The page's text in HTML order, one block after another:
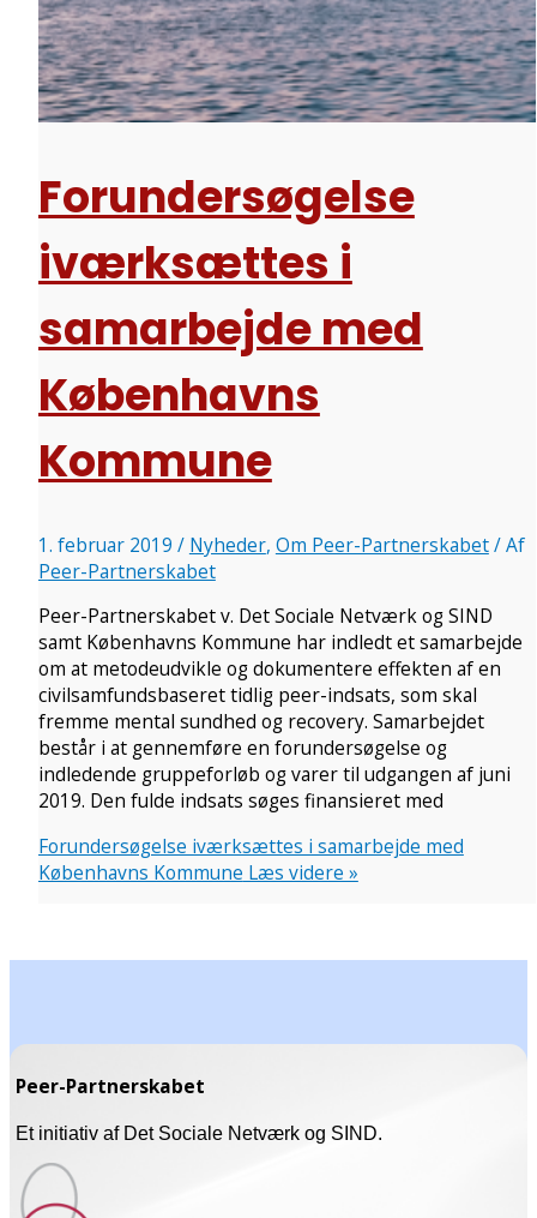
Forundersøgelse
iværksættes i
samarbejde med
Københavns
Kommune
1. februar 2019 / Nyheder, Om Peer-Partnerskabet/ Af
Peer-Partnerskabet
Peer-Partnerskabet v. Det Sociale Netværk og SIND
samt Københavns Kommune har indledt et samarbejde
om at metodeudvikle og dokumentere effekten af en
civilsamfundsbaseret tidlig peer-indsats, som skal
fremme mental sundhed og recovery. Samarbejdet
består i at gennemføre en forundersøgelse og
indledende gruppeforløb og varer til udgangen af juni
2019. Den fulde indsats søges finansieret med
Forundersøgelse iværksættes i samarbejde med
Københavns Kommune Læs videre »
Peer-Partnerskabet
Et initiativ af Det Sociale Netværk og SIND.